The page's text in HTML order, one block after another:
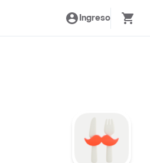
Ingreso